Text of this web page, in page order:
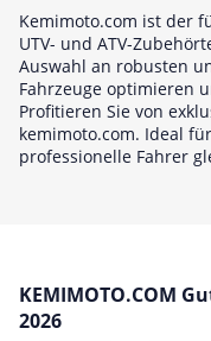
Foto, Druck & Büro
Gaming & Spielzeug
Garten, Haushalt &
Gesundheit & Beauty
Mobilfunk & Internet
Sonstiges
Sport & Freizeit
Kemimoto.com ist der
UTV- und ATV-
Auswahl an robusten
Fahrzeuge optimieren
Profitieren Sie von
kemimoto.com. Ideal
professionelle Fahrer
KEMIMOTO.COM
2026